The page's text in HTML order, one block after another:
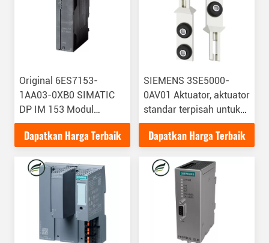
Original 6ES7153-
1AA03-0XB0 SIMATIC
DP IM 153 Modul
Antarmuka Untuk ET
200M S7-300
Dapatkan Harga Terbaik
SIEMENS 3SE5000-
0AV01 Aktuator, aktuator
standar terpisah untuk
saklar posisi keamanan
dengan perangkat
Dapatkan Harga Terbaik